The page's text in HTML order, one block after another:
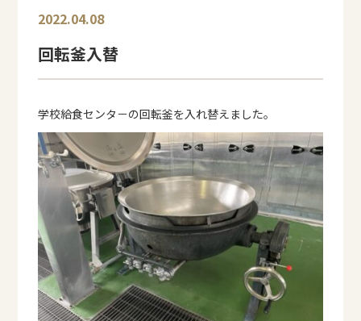
2022.04.08
回転釜入替
学校給食センタ－の回転釜を入れ替えました。